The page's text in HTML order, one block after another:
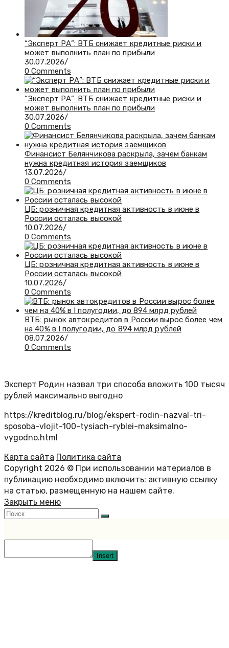
“Эксперт РА”: ВТБ снижает кредитные риски и
может выполнить план по прибыли
30.07.2026/
0 Comments
“Эксперт РА”: ВТБ снижает кредитные риски и
может выполнить план по прибыли
30.07.2026/
0 Comments
Финансист Белянчикова раскрыла, зачем банкам
нужна кредитная история заемщиков
13.07.2026/
0 Comments
ЦБ: розничная кредитная активность в июне в
России осталась высокой
10.07.2026/
0 Comments
ЦБ: розничная кредитная активность в июне в
России осталась высокой
10.07.2026/
0 Comments
ВТБ: рынок автокредитов в России вырос более чем
на 40% в I полугодии, до 894 млрд рублей
08.07.2026/
0 Comments
Эксперт Родин назвал три способа вложить 100 тысяч
рублей максимально выгодно
https://kreditblog.ru/blog/ekspert-rodin-nazval-tri-
sposoba-vlojit-100-tysiach-ryblei-maksimalno-
vygodno.html
Карта сайта Политика сайта
Copyright 2026 © При использовании материалов в
публикацию необходимо включить: активную ссылку
на статью, размещенную на нашем сайте.
Закрыть меню
Insert